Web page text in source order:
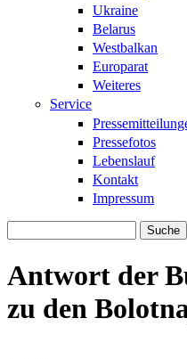
Ukraine
Belarus
Westbalkan
Europarat
Weiteres
Service
Pressefotos
Lebenslauf
Kontakt
Impressum
Antwort der
zu den